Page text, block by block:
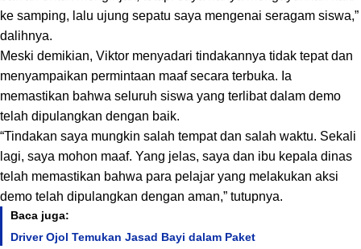
ke samping, lalu ujung sepatu saya mengenai seragam siswa,”
dalihnya.
Meski demikian, Viktor menyadari tindakannya tidak tepat dan
menyampaikan permintaan maaf secara terbuka. Ia
memastikan bahwa seluruh siswa yang terlibat dalam demo
telah dipulangkan dengan baik.
“Tindakan saya mungkin salah tempat dan salah waktu. Sekali
lagi, saya mohon maaf. Yang jelas, saya dan ibu kepala dinas
telah memastikan bahwa para pelajar yang melakukan aksi
demo telah dipulangkan dengan aman,” tutupnya.
Baca juga:
Driver Ojol Temukan Jasad Bayi dalam Paket